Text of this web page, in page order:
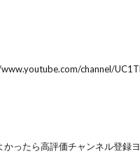
channel/
ったら高評価チャンネル登録